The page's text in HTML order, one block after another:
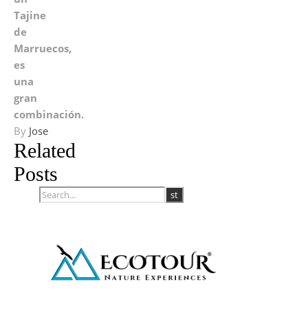
Tajine
de
Marruecos,
es
una
gran
combinación.
By Jose
Related
Posts